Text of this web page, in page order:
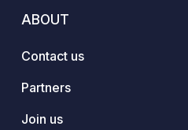
ABOUT
Contact us
Partners
Join us